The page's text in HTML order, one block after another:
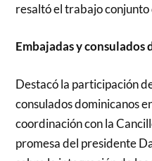
resaltó el trabajo
Embajadas y
Destacó la participación
consulados dominicanos
coordinación con la
promesa del presidente